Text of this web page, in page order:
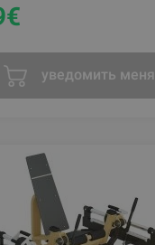
€
уведомить меня